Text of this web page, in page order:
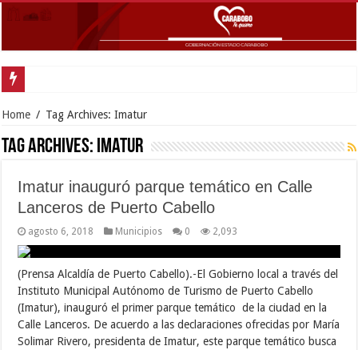
Home / Tag Archives: Imatur
Tag Archives: Imatur
Imatur inauguró parque temático en Calle
Lanceros de Puerto Cabello
agosto 6, 2018 Municipios 0 2,093
(Prensa Alcaldía de Puerto Cabello).-El Gobierno local a través del
Instituto Municipal Autónomo de Turismo de Puerto Cabello
(Imatur), inauguró el primer parque temático de la ciudad en la
Calle Lanceros. De acuerdo a las declaraciones ofrecidas por María
Solimar Rivero, presidenta de Imatur, este parque temático busca